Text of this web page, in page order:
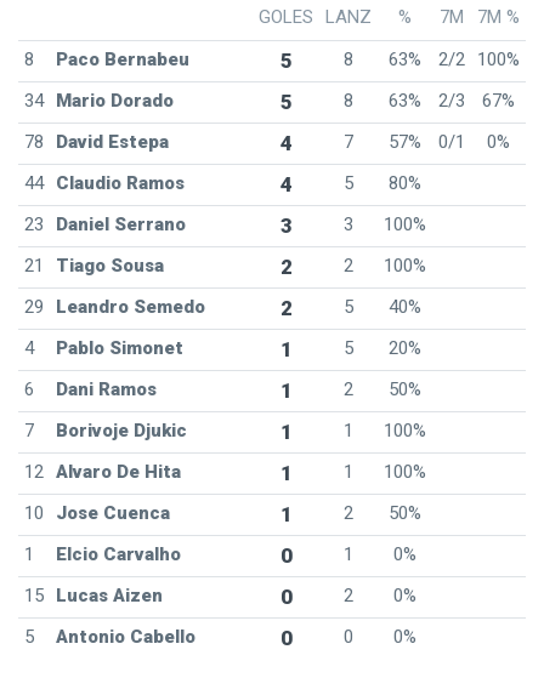
GOLES LANZ % 7M
7M %
8
Paco Bernabeu 5 8 63% 2/2
100%
34
Mario Dorado 5 8 63% 2/3
67%
78
David Estepa 4 7 57% 0/1
0%
44
Claudio Ramos 4 5
80%
23
Daniel Serrano 3 3
100%
21
Tiago Sousa 2 2
100%
29
Leandro Semedo 2 5
40%
4
Pablo Simonet 1 5
20%
6
Dani Ramos 1 2
50%
7
Borivoje Djukic 1 1
100%
12 Alvaro De Hita 1 1
100%
10
Jose Cuenca 1 2
50%
1
Elcio Carvalho 0 1
0%
15
Lucas Aizen 0 2
0%
5
Antonio Cabello 0 0 0%